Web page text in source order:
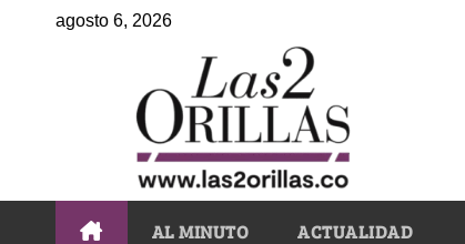
agosto 6, 2026
AL MINUTO ACTUALIDAD